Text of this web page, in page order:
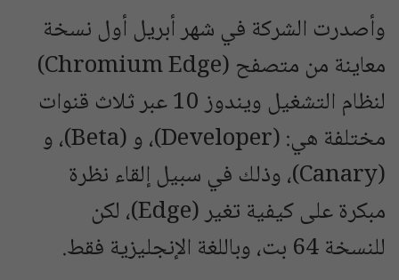
وأصدرت الشركة في شهر أبريل أول نسخة
معاينة من متصفح (Chromium Edge)
لنظام التشغيل ويندوز 10 عبر ثلاث قنوات
مختلفة هي: (Developer)، و (Beta)، و
(Canary)، وذلك في سبيل إلقاء نظرة
مبكرة على كيفية تغير (Edge)، لكن
للنسخة 64 بت، وباللغة الإنجليزية فقط.